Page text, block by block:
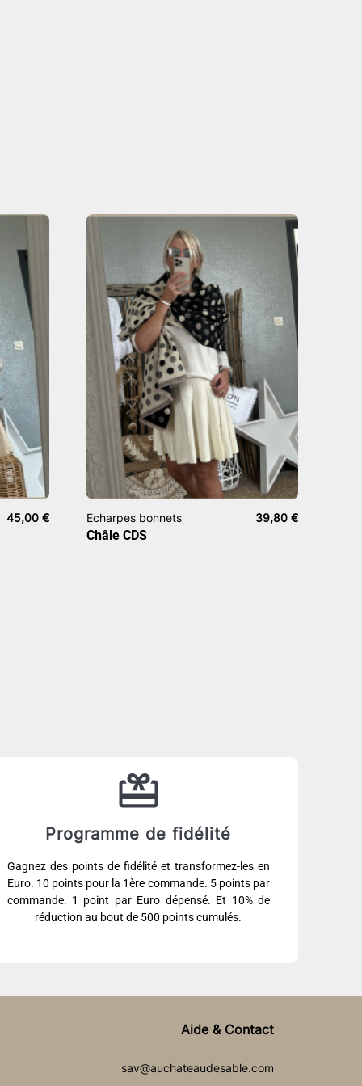
45,00 € Echarpes bonnets 39,80 €
Châle CDS
Programme de fidélité
Gagnez des points de fidélité et transformez-les en
Euro. 10 points pour la 1ère commande. 5 points par
commande. 1 point par Euro dépensé. Et 10% de
réduction au bout de 500 points cumulés.
Aide & Contact
sav@auchateaudesable.com